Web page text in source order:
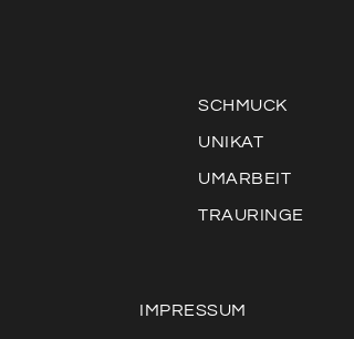
SCHMUCK
UNIKAT
UMARBEIT
TRAURINGE
IMPRESSUM